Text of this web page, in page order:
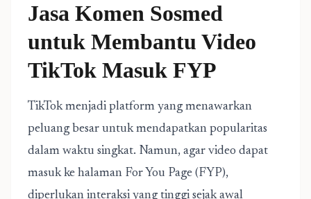
Jasa Komen Sosmed
untuk Membantu Video
TikTok Masuk FYP
TikTok menjadi platform yang menawarkan
peluang besar untuk mendapatkan popularitas
dalam waktu singkat. Namun, agar video dapat
masuk ke halaman For You Page (FYP),
diperlukan interaksi yang tinggi sejak awal